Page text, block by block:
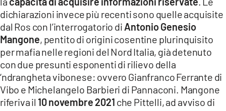
dichiarazioni invece più recenti sono quelle acquisite
dal Ros con l’interrogatorio di Antonio Genesio
Mangone, pentito di origini cosentine plurinquisito
per mafia nelle regioni del Nord Italia, già detenuto
con due presunti esponenti di rilievo della
‘ndrangheta vibonese: ovvero Gianfranco Ferrante di
Vibo e Michelangelo Barbieri di Pannaconi. Mangone
riferiva il 10 novembre 2021 che Pittelli, ad avviso di